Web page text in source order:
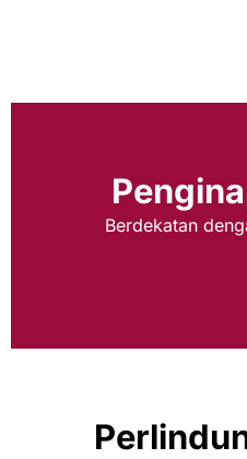
Berdekatan